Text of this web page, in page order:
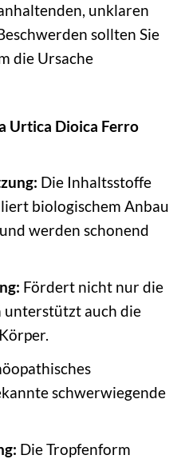
unklaren
sollten Sie
die Ursache
Urtica Dioica Ferro
Die Inhaltsstoffe
biologischem Anbau
werden schonend
Fördert nicht nur die
unterstützt auch die
schwerwiegende
Die Tropfenform